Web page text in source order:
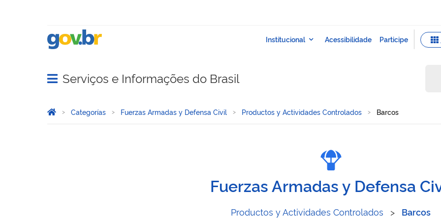
Abrir menu principal de navegação
Serviços e Informações do Brasil
Você está aqui:
InicioCategorías Fuerzas Armadas y Defensa Civil Productos y Actividades Controlados Barcos
Fuerzas Armadas y Defensa
Productos y Actividades Controlados > Barcos